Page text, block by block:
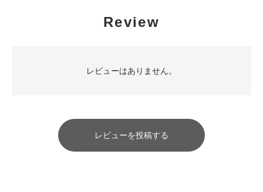
Review
レビューはありません。
レビューを投稿する